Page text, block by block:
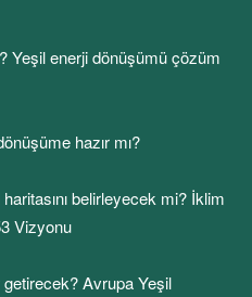
enerji dönüşümü çözüm
hazır mı?
belirleyecek mi? İklim
Vizyonu
Avrupa Yeşil